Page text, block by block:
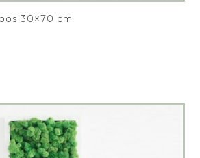
30×70 cm